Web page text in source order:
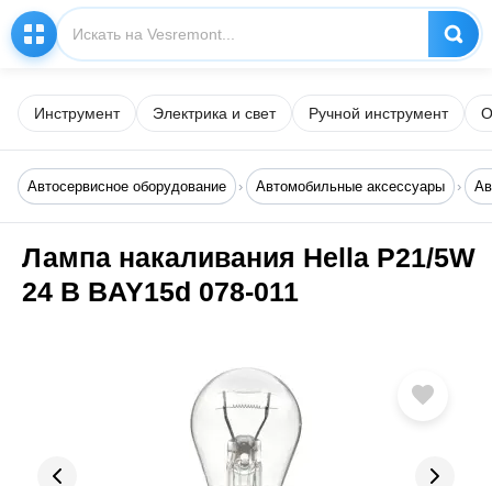
Инструмент Электрика и свет Ручной инструмент
Автосервисное оборудование Автомобильные аксессуары
Лампа накаливания Hella P21/5W
24 В BAY15d 078-011